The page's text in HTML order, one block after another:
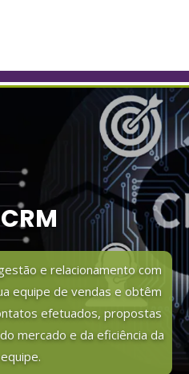
e relacionamento com
equipe de vendas e obtêm
efetuados, propostas
mercado e da eficiência da